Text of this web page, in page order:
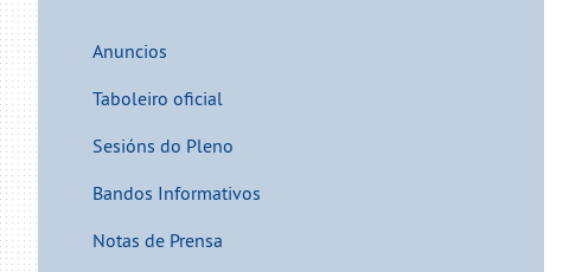
Anuncios
Taboleiro oficial
Sesións do Pleno
Bandos Informativos
Notas de Prensa